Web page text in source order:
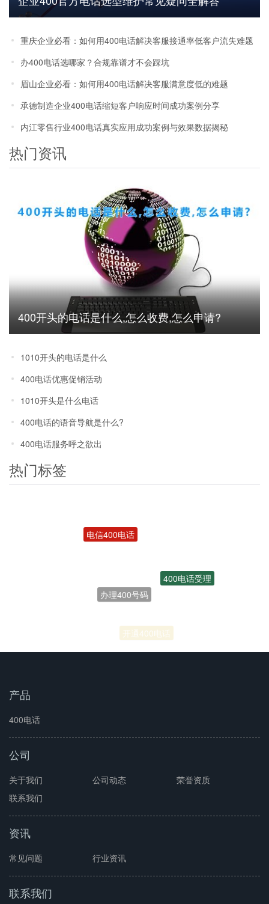
重庆企业必看：如何用400电话解决客服接通率低客户流失难题
办400电话选哪家？合规靠谱才不会踩坑
眉山企业必看：如何用400电话解决客服满意度低的难题
承德制造企业400电话缩短客户响应时间成功案例分享
内江零售行业400电话真实应用成功案例与效果数据揭秘
热门资讯
400开头的电话是什么,怎么收费,怎么申请?
1010开头的电话是什么
400电话优惠促销活动
1010开头是什么电话
400电话的语音导航是什么?
400电话服务呼之欲出
热门标签
开通400电话
联通400电话
400电话受理
电信400电话
产品
400电话
公司
关于我们 公司动态
荣誉资质
联系我们
资讯
常见问题 行业资讯
联系我们